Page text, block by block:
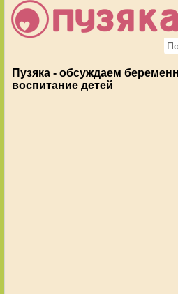
Пузяка - обсуждаем
воспитание детей